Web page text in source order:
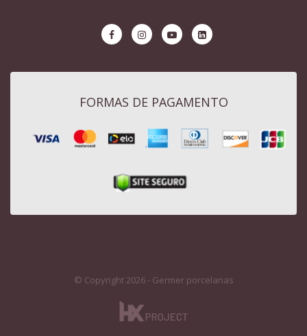
FORMAS DE PAGAMENTO
© Copyright 2026 - Germer porcelanas